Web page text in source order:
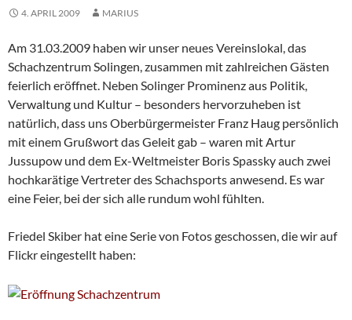
4. APRIL 2009 MARIUS
Am 31.03.2009 haben wir unser neues Vereinslokal, das
Schachzentrum Solingen, zusammen mit zahlreichen Gästen
feierlich eröffnet. Neben Solinger Prominenz aus Politik,
Verwaltung und Kultur – besonders hervorzuheben ist
natürlich, dass uns Oberbürgermeister Franz Haug persönlich
mit einem Grußwort das Geleit gab – waren mit Artur
Jussupow und dem Ex-Weltmeister Boris Spassky auch zwei
hochkarätige Vertreter des Schachsports anwesend. Es war
eine Feier, bei der sich alle rundum wohl fühlten.
Friedel Skiber hat eine Serie von Fotos geschossen, die wir auf
Flickr eingestellt haben: